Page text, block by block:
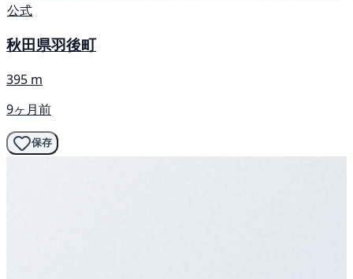
公式
秋田県羽後町
395 m
9ヶ月前
保存